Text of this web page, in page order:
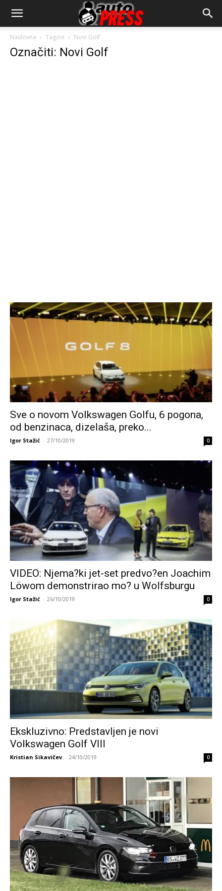
AutopressHR
Naslovna Tagovi Novi Golf
Označiti: Novi Golf
Sve o novom Volkswagen Golfu, 6 pogona,
od benzinaca, dizelaša, preko...
Igor Stažić - 27/10/2019 0
VIDEO: Njema?ki jet-set predvo?en Joachim
Löwom demonstrirao mo? u Wolfsburgu
Igor Stažić - 26/10/2019 0
Ekskluzivno: Predstavljen je novi
Volkswagen Golf VIII
Kristian Sikavičev - 24/10/2019 0